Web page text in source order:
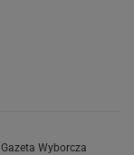
Gazeta Wyborcza